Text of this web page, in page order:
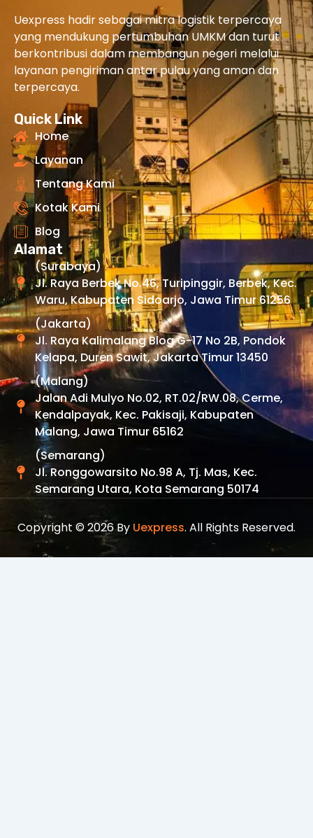
Uexpress hadir sebagai mitra logistik terpercaya
yang mendukung pertumbuhan UMKM dan turut
berkontribusi dalam membangun negeri melalui
layanan pengiriman antar pulau yang aman dan
terpercaya.
Quick Link
Home
Layanan
Tentang Kami
Kotak Kami
Blog
Alamat
(Surabaya)
Jl. Raya Berbek No.46, Turipinggir, Berbek, Kec.
Waru, Kabupaten Sidoarjo, Jawa Timur 61256
(Jakarta)
Jl. Raya Kalimalang Blog G-17 No 2B, Pondok
Kelapa, Duren Sawit, Jakarta Timur 13450
(Malang)
Jalan Adi Mulyo No.02, RT.02/RW.08, Cerme,
Kendalpayak, Kec. Pakisaji, Kabupaten
Malang, Jawa Timur 65162
(Semarang)
Jl. Ronggowarsito No.98 A, Tj. Mas, Kec.
Semarang Utara, Kota Semarang 50174
Copyright © 2026 By Uexpress. All Rights Reserved.